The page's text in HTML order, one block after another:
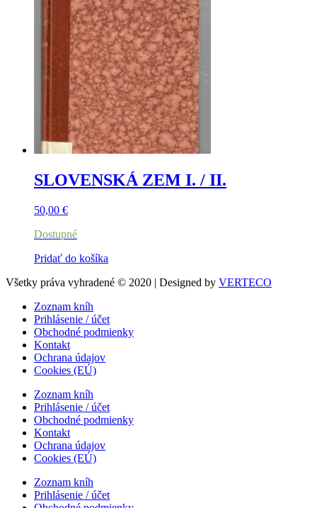
SLOVENSKÁ ZEM I. / II.
50,00 €
Dostupné
Pridať do košíka
Všetky práva vyhradené © 2020 | Designed by VERTECO
Zoznam kníh
Prihlásenie / účet
Obchodné podmienky
Kontakt
Ochrana údajov
Cookies (EÚ)
Zoznam kníh
Prihlásenie / účet
Obchodné podmienky
Kontakt
Ochrana údajov
Cookies (EÚ)
Zoznam kníh
Prihlásenie / účet